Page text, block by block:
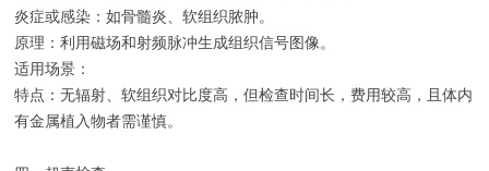
炎症或感染：如骨髓炎、软组织脓肿。
原理：利用磁场和射频脉冲生成组织信号图像。
适用场景：
特点：无辐射、软组织对比度高，但检查时间长，费用较高，且体内
有金属植入物者需谨慎。